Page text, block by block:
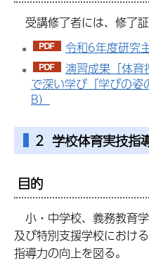
受講修了者には、修了証
令和6年度研究
演習成果「体育
で深い学び『学びの
B）
2 学校体育実技指
目的
小・中学校、義務教育
及び特別支援学校におけ
指導力の向上を図る。